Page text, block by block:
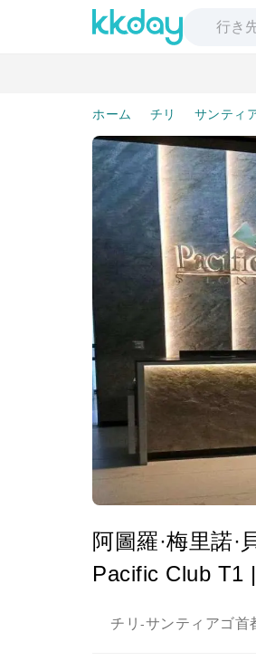
ホーム チリ サンティ
阿圖羅·梅里諾
Pacific Club T1
チリ -サンティアゴ首